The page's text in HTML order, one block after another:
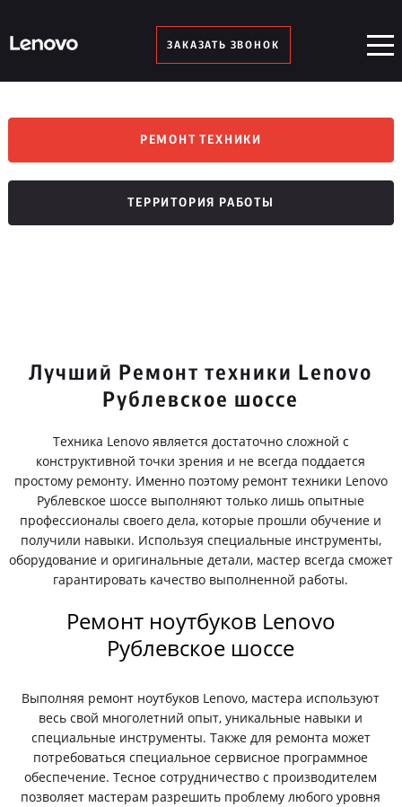
ЗАКАЗАТЬ ЗВОНОК
РЕМОНТ ТЕХНИКИ
ТЕРРИТОРИЯ РАБОТЫ
Лучший Ремонт техники Lenovo
Рублевское шоссе
Техника Lenovo является достаточно сложной с
конструктивной точки зрения и не всегда поддается
простому ремонту. Именно поэтому ремонт техники Lenovo
Рублевское шоссе выполняют только лишь опытные
профессионалы своего дела, которые прошли обучение и
получили навыки. Используя специальные инструменты,
оборудование и оригинальные детали, мастер всегда сможет
гарантировать качество выполненной работы.
Ремонт ноутбуков Lenovo
Рублевское шоссе
Выполняя ремонт ноутбуков Lenovo, мастера используют
весь свой многолетний опыт, уникальные навыки и
специальные инструменты. Также для ремонта может
потребоваться специальное сервисное программное
обеспечение. Тесное сотрудничество с производителем
позволяет мастерам разрешить проблему любого уровня